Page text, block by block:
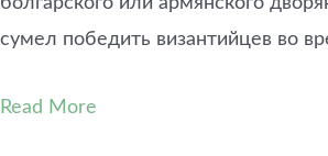
сумел победить византийцев во
Read More